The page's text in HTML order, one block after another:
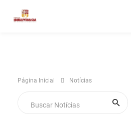
Página Inicial Notícias